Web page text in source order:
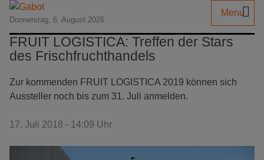
Donnerstag, 6. August 2026
Menu
FRUIT LOGISTICA: Treffen der Stars
des Frischfruchthandels
Zur kommenden FRUIT LOGISTICA 2019 können sich
Aussteller noch bis zum 31. Juli anmelden.
17. Juli 2018 - 14:09 Uhr